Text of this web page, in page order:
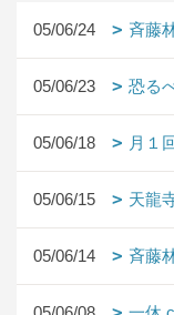
05/06/24 斉藤
05/06/23 恐る
05/06/18 月１
05/06/15 天龍
05/06/14 斉藤